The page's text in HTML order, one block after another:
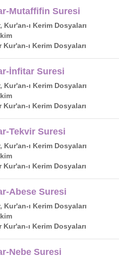
Mutaffifin Suresi
ı Kerim Dosyaları
ı Kerim Dosyaları
İnfitar Suresi
ı Kerim Dosyaları
ı Kerim Dosyaları
Tekvir Suresi
ı Kerim Dosyaları
ı Kerim Dosyaları
Abese Suresi
ı Kerim Dosyaları
ı Kerim Dosyaları
Nebe Suresi